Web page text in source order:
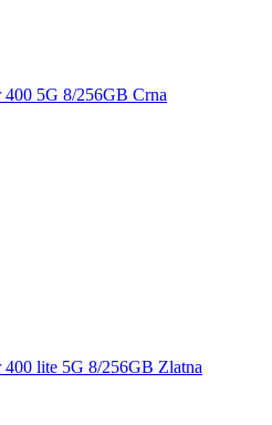
400 5G 8/256GB Crna
400 lite 5G 8/256GB Zlatna